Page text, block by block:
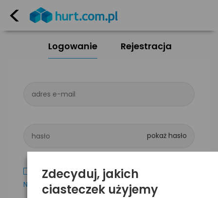
<
Logowanie Rejestracja
adres e-mail
hasło
Zapamiętaj mnie
Nie pamiętam hasła
Zdecyduj, jakich
ciasteczek użyjemy